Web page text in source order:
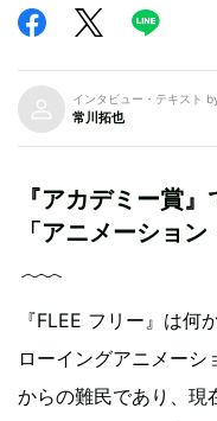
インタビュー・テキスト
常川拓也
『アカデミー賞
「アニメーショ
『FLEE フリー』は
ローイングアニメー
からの難民であり、現